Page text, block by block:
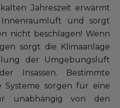
Jahreszeit erwärmt
und sorgt
nicht beschlagen! Wenn
sorgt die Klimaanlage
der Umgebungsluft
Insassen. Bestimmte
Systeme sorgen für eine
unabhängig von den